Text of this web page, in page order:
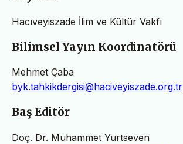
Hacıveyiszade İlim ve Kültür Vakfı
Bilimsel Yayın Koordinatörü
Mehmet Çaba
byk.tahkikdergisi@haciveyiszade.org.tr
Baş Editör
Doç. Dr. Muhammet Yurtseven